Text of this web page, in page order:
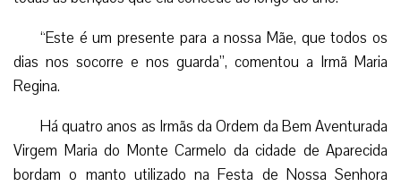
“Este é um presente para a nossa Mãe, que todos os
dias nos socorre e nos guarda”, comentou a Irmã Maria
Regina.
Há quatro anos as Irmãs da Ordem da Bem Aventurada
Virgem Maria do Monte Carmelo da cidade de Aparecida
bordam o manto utilizado na Festa de Nossa Senhora